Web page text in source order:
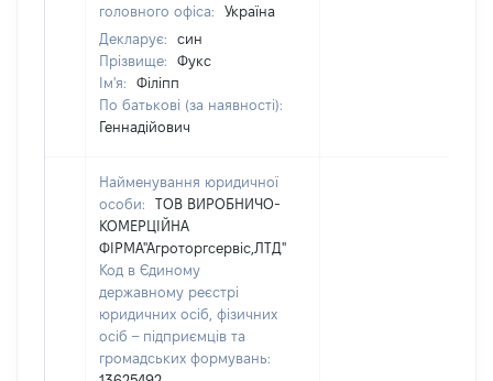
головного офіса:
Україна
Декларує:
син
Прізвище:
Фукс
Ім'я:
Філіпп
По батькові (за наявності):
Геннадійович
Найменування юридичної
особи:
ТОВ ВИРОБНИЧО-
КОМЕРЦІЙНА
ФІРМА"Агроторгсервіс,ЛТД"
Код в Єдиному
державному реєстрі
юридичних осіб, фізичних
осіб – підприємців та
громадських формувань: